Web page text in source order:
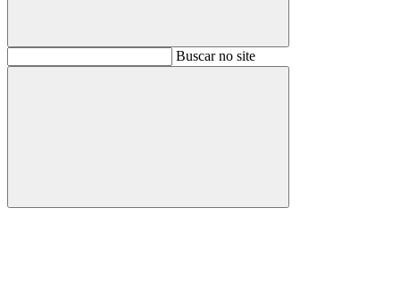
BuscarBuscar no site
Buscar